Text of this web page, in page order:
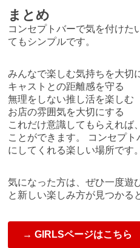
まとめ
コンセプトバーで気を付けた
てもシンプルです。
みんなで楽しむ気持ちを大切
キャストとの距離感を守る
無理をしない推し活を楽しむ
お店の雰囲気を大切にする
これだけ意識してもらえれば
ことができます。 コンセプ
にしてくれる楽しい場所です。
気になった方は、ぜひ一度遊
と新しい楽しみ方が見つかる
→ GIRLSページはこちら